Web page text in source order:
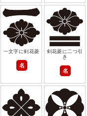
一文字に剣花菱
名
剣花菱に二つ引
き
名